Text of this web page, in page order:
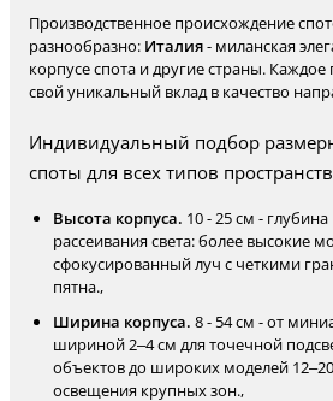
Производственное происхождение
разнообразно: Италия- миланская
корпусе спота и другие страны. Каждое
свой уникальный вклад в качество
Индивидуальный подбор
споты для всех типов
Высота корпуса. 10 - 25 см -
рассеивания света: более высокие
сфокусированный луч с четкими
пятна.,
Ширина корпуса. 8 - 54 см - от
шириной 2–4 см для точечной
объектов до широких моделей
освещения крупных зон.,